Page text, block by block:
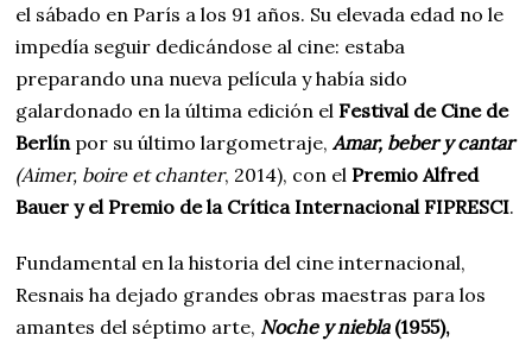
el sábado en París a los 91 años. Su elevada edad no le
impedía seguir dedicándose al cine: estaba
preparando una nueva película y había sido
galardonado en la última edición el Festival de Cine de
Berlín por su último largometraje, Amar, beber y cantar
(Aimer, boire et chanter, 2014), con el Premio Alfred
Bauer y el Premio de la Crítica Internacional FIPRESCI.
Fundamental en la historia del cine internacional,
Resnais ha dejado grandes obras maestras para los
amantes del séptimo arte, Noche y niebla (1955),